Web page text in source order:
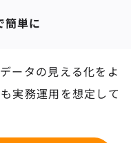
簡単に
ータの見える化をよ
実務運用を想定して